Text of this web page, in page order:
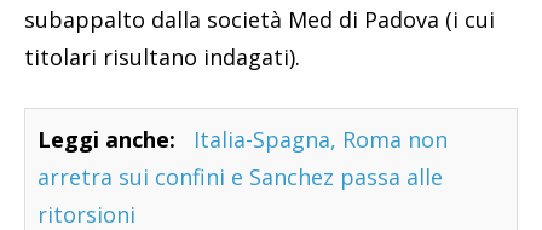
subappalto dalla società Med di Padova (i cui
titolari risultano indagati).
Leggi anche:
Italia-Spagna, Roma non
arretra sui confini e Sanchez passa alle
ritorsioni